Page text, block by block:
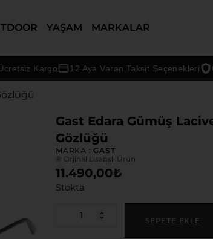
YAŞAM MARKALAR
Kargo 12 Aya Varan Taksit Seçenekleri
Gast Edara Gümüş
Gözlüğü
MARKA : GAST
® Orjinal Lisanslı Ürün
11.490,00₺
Stokta
SEPETE EKLE